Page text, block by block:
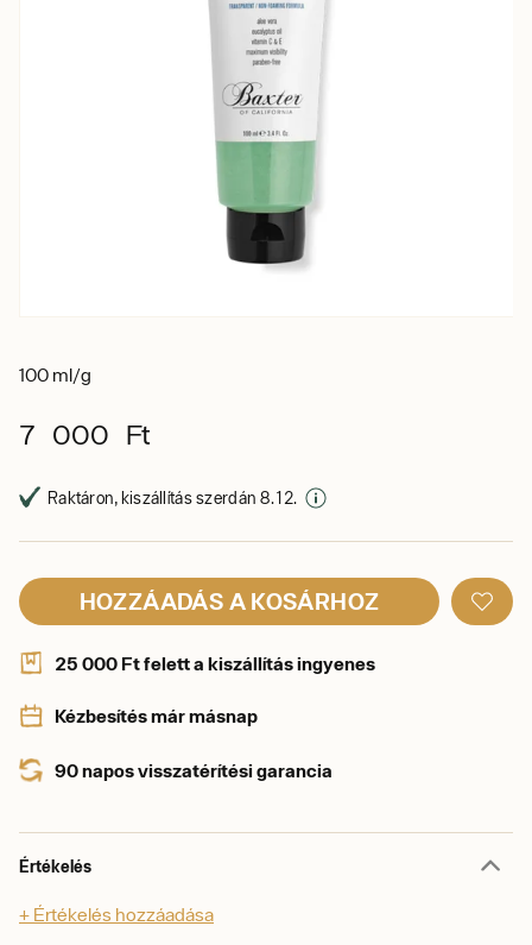
100 ml/g
7 000 Ft
Raktáron, kiszállítás szerdán 8. 12.
HOZZÁADÁS A KOSÁRHOZ
25 000 Ft felett a kiszállítás ingyenes
Kézbesítés már másnap
90 napos visszatérítési garancia
Értékelés
+ Értékelés hozzáadása